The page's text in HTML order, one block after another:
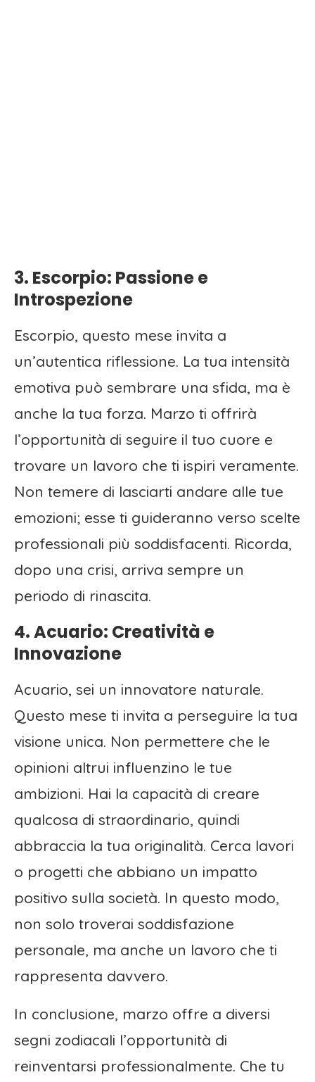
3. Escorpio: Passione e
Introspezione
Escorpio, questo mese invita a
un’autentica riflessione. La tua intensità
emotiva può sembrare una sfida, ma è
anche la tua forza. Marzo ti offrirà
l’opportunità di seguire il tuo cuore e
trovare un lavoro che ti ispiri veramente.
Non temere di lasciarti andare alle tue
emozioni; esse ti guideranno verso scelte
professionali più soddisfacenti. Ricorda,
dopo una crisi, arriva sempre un
periodo di rinascita.
4. Acuario: Creatività e
Innovazione
Acuario, sei un innovatore naturale.
Questo mese ti invita a perseguire la tua
visione unica. Non permettere che le
opinioni altrui influenzino le tue
ambizioni. Hai la capacità di creare
qualcosa di straordinario, quindi
abbraccia la tua originalità. Cerca lavori
o progetti che abbiano un impatto
positivo sulla società. In questo modo,
non solo troverai soddisfazione
personale, ma anche un lavoro che ti
rappresenta davvero.
In conclusione, marzo offre a diversi
segni zodiacali l’opportunità di
reinventarsi professionalmente. Che tu